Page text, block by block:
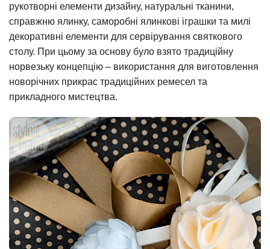
рукотворні елементи дизайну, натуральні тканини,
справжню ялинку, саморобні ялинкові іграшки та милі
декоративні елементи для сервірування святкового
столу. При цьому за основу було взято традиційну
норвезьку концепцію – використання для виготовлення
новорічних прикрас традиційних ремесел та
прикладного мистецтва.